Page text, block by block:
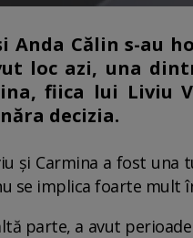
Anda Călin s-au
loc azi, una
fiica lui Liviu
decizia.
și Carmina a fost
se implica foarte mult
parte, a avut